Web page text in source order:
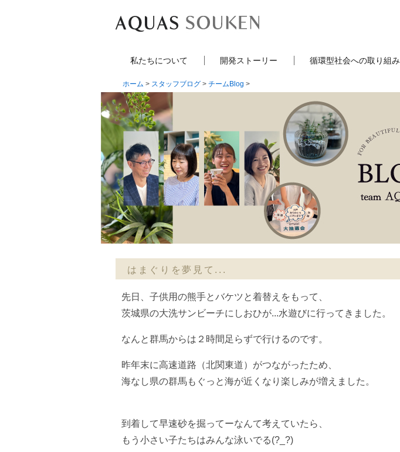
私たちについて 開発ストーリー 循環型社会への取り組み
ホーム > スタッフブログ > チームBlog >
はまぐりを夢見て...
先日、子供用の熊手とバケツと着替えをもって、
茨城県の大洗サンビーチにしおひが...水遊びに行ってきました。
なんと群馬からは２時間足らずで行けるのです。
昨年末に高速道路（北関東道）がつながったため、
海なし県の群馬もぐっと海が近くなり楽しみが増えました。
到着して早速砂を掘ってーなんて考えていたら、
もう小さい子たちはみんな泳いでる(?_?)